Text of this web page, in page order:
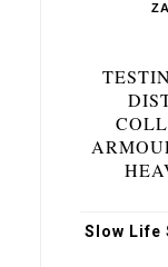
Slow Life